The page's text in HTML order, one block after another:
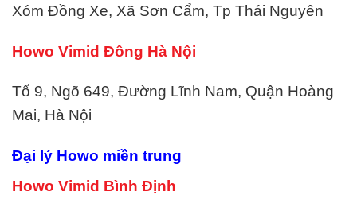
Xóm Đồng Xe, Xã Sơn Cẩm, Tp Thái Nguyên
Howo Vimid Đông Hà Nội
Tổ 9, Ngõ 649, Đường Lĩnh Nam, Quận Hoàng
Mai, Hà Nội
Đại lý Howo miền trung
Howo Vimid Bình Định